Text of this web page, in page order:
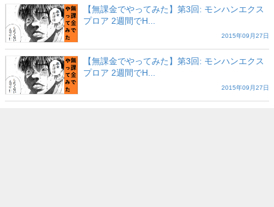
【無課金でやってみた】第3回: モンハンエクス
プロア 2週間でH...
2015年09月27日
【無課金でやってみた】第3回: モンハンエクス
プロア 2週間でH...
2015年09月27日